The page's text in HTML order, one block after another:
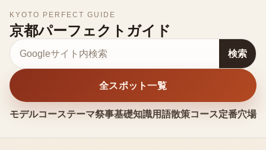
KYOTO PERFECT GUIDE
京都パーフェクトガイド
モデルコーステーマ祭事基礎知識用語散策コース定番穴場
サイト内検索
検索
全スポット一覧